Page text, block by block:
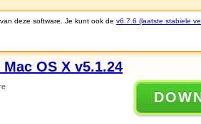
deze software. Je kunt ook de v6.7.6 (laatste stabiele
OS X v5.1.24